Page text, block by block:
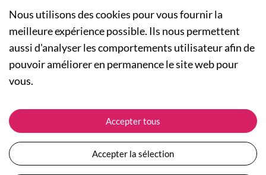
A PROPOS
Qui sommes-nous ?
Actualités
Nos engagements
Plan du site
Devenir revendeur
NOS RUBRIQUES
Collection Femme
Collection Enfants
Les Totebags
Nos différents thèmes
ASSISTANCE
Suivre ma commande
Expédition et livraison
Retour et remboursement
Nous utilisons des cookies pour vous fournir la
meilleure expérience possible. Ils nous permettent
aussi d'analyser les comportements utilisateur afin de
pouvoir améliorer en permanence le site web pour
vous.
Accepter tous
Accepter la sélection